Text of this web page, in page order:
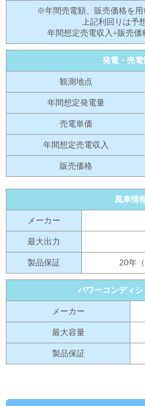
※年間売電額、販売価格を用
上記利回りは予
年間想定売電収入÷販売
発電・売電
観測地点
年間想定発電量
売電単価
年間想定売電収入
販売価格
風車情
メーカー
最大出力
製品保証 20年
パワーコンディ
メーカー
最大容量
製品保証